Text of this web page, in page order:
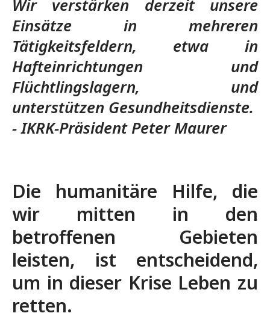
Wir verstärken derzeit unsere
Einsätze in mehreren
Tätigkeitsfeldern, etwa in
Hafteinrichtungen und
Flüchtlingslagern, und
unterstützen Gesundheitsdienste.
- IKRK-Präsident Peter Maurer
Die humanitäre Hilfe, die
wir mitten in den
betroffenen Gebieten
leisten, ist entscheidend,
um in dieser Krise Leben zu
retten.